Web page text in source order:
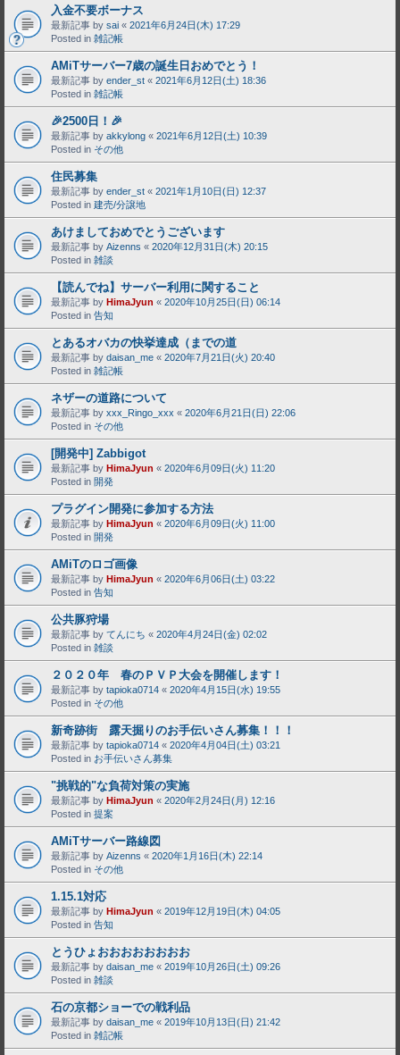
入金不要ボーナス
最新記事 by sai « 2021年6月24日(木) 17:29
Posted in 雑記帳
AMiTサーバー7歳の誕生日おめでとう！
最新記事 by ender_st « 2021年6月12日(土) 18:36
Posted in 雑記帳
🎉2500日！🎉
最新記事 by akkylong « 2021年6月12日(土) 10:39
Posted in その他
住民募集
最新記事 by ender_st « 2021年1月10日(日) 12:37
Posted in 建売/分譲地
あけましておめでとうございます
最新記事 by Aizenns « 2020年12月31日(木) 20:15
Posted in 雑談
【読んでね】サーバー利用に関すること
最新記事 by HimaJyun « 2020年10月25日(日) 06:14
Posted in 告知
とあるオバカの快挙達成（までの道
最新記事 by daisan_me « 2020年7月21日(火) 20:40
Posted in 雑記帳
ネザーの道路について
最新記事 by xxx_Ringo_xxx « 2020年6月21日(日) 22:06
Posted in その他
[開発中] Zabbigot
最新記事 by HimaJyun « 2020年6月09日(火) 11:20
Posted in 開発
プラグイン開発に参加する方法
最新記事 by HimaJyun « 2020年6月09日(火) 11:00
Posted in 開発
AMiTのロゴ画像
最新記事 by HimaJyun « 2020年6月06日(土) 03:22
Posted in 告知
公共豚狩場
最新記事 by てんにち « 2020年4月24日(金) 02:02
Posted in 雑談
２０２０年 春のＰＶＰ大会を開催します！
最新記事 by tapioka0714 « 2020年4月15日(水) 19:55
Posted in その他
新奇跡街 露天掘りのお手伝いさん募集！！！
最新記事 by tapioka0714 « 2020年4月04日(土) 03:21
Posted in お手伝いさん募集
"挑戦的"な負荷対策の実施
最新記事 by HimaJyun « 2020年2月24日(月) 12:16
Posted in 提案
AMiTサーバー路線図
最新記事 by Aizenns « 2020年1月16日(木) 22:14
Posted in その他
1.15.1対応
最新記事 by HimaJyun « 2019年12月19日(木) 04:05
Posted in 告知
とうひょおおおおおおおお
最新記事 by daisan_me « 2019年10月26日(土) 09:26
Posted in 雑談
石の京都ショーでの戦利品
最新記事 by daisan_me « 2019年10月13日(日) 21:42
Posted in 雑記帳